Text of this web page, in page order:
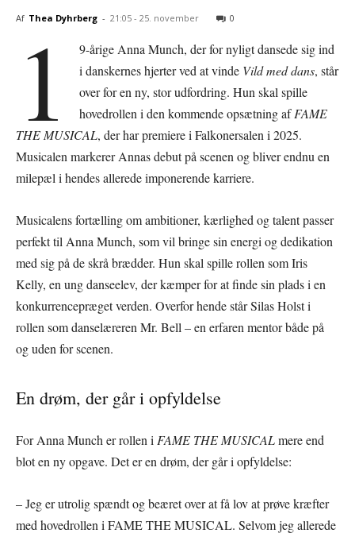
Af Thea Dyhrberg - 21:05 - 25. november 0
1
9-årige Anna Munch, der for nyligt dansede sig ind
i danskernes hjerter ved at vinde Vild med dans, står
over for en ny, stor udfordring. Hun skal spille
hovedrollen i den kommende opsætning afFAME
THE MUSICAL, der har premiere i Falkonersalen i 2025.
Musicalen markerer Annas debut på scenen og bliver endnu en
milepæl i hendes allerede imponerende karriere.
Musicalens fortælling om ambitioner, kærlighed og talent passer
perfekt til Anna Munch, som vil bringe sin energi og dedikation
med sig på de skrå brædder. Hun skal spille rollen som Iris
Kelly, en ung danseelev, der kæmper for at finde sin plads i en
konkurrencepræget verden. Overfor hende står Silas Holst i
rollen som danselæreren Mr. Bell – en erfaren mentor både på
og uden for scenen.
En drøm, der går i opfyldelse
For Anna Munch er rollen i FAME THE MUSICALmere end
blot en ny opgave. Det er en drøm, der går i opfyldelse:
– Jeg er utrolig spændt og beæret over at få lov at prøve kræfter
med hovedrollen i FAME THE MUSICAL. Selvom jeg allerede